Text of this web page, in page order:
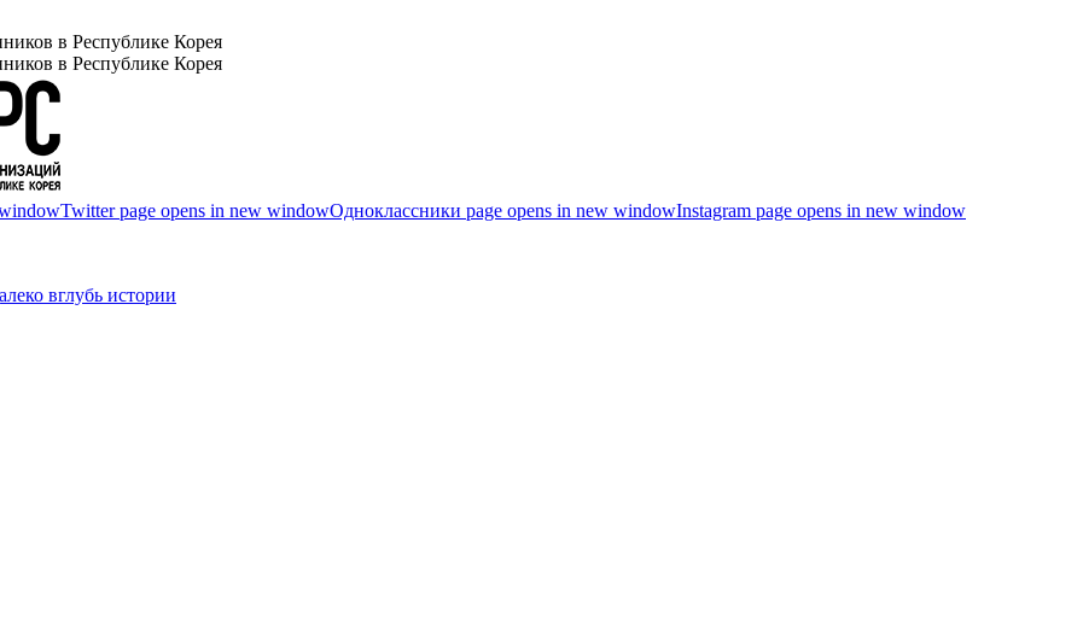
в Республике Корея
в Республике Корея
Twitter page opens in new windowОдноклассники page opens in new windowInstagram page opens in new window
вглубь истории